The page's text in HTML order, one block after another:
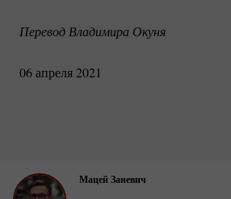
Перевод Владимира Окуня
06 апреля 2021
Мацей Заневич